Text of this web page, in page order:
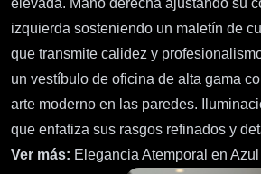
izquierda sosteniendo un maletín de
que transmite calidez y
un vestíbulo de oficina de alta gama
arte moderno en las paredes.
que enfatiza sus rasgos refinados y
Ver más: Elegancia Atemporal en Azul